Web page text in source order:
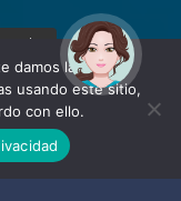
damos la mejor
usando este sitio,
con ello.